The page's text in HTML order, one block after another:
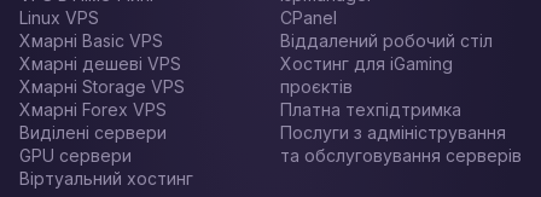
Linux VPS
Хмарні Basic VPS
Хмарні дешеві VPS
Хмарні Storage VPS
Хмарні Forex VPS
Виділені сервери
GPU сервери
Віртуальний хостинг
CPanel
Віддалений робочий стіл
Хостинг для iGaming
проєктів
Платна техпідтримка
Послуги з адміністрування
та обслуговування серверів